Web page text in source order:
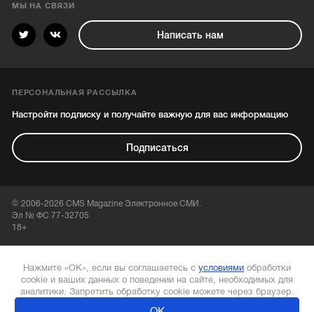
МЫ НА СВЯЗИ
Написать нам
ПЕРСОНАЛЬНАЯ РАССЫЛКА
Настройти подписку и получайте важную для вас информацию
Подписаться
© 2006-2026 CMS Magazine Электронное СМИ.
Эл № ФС 77-32705
18+
Нажмите «ОК», если вы соглашаетесь с условиями обработки
cookie и ваших данных о поведении на сайте, необходимых для
аналитики. Запретить обработку cookie можете через браузер.